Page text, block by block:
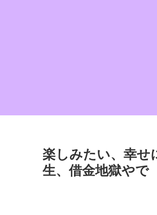
楽しみたい、幸
生、借金地獄やで